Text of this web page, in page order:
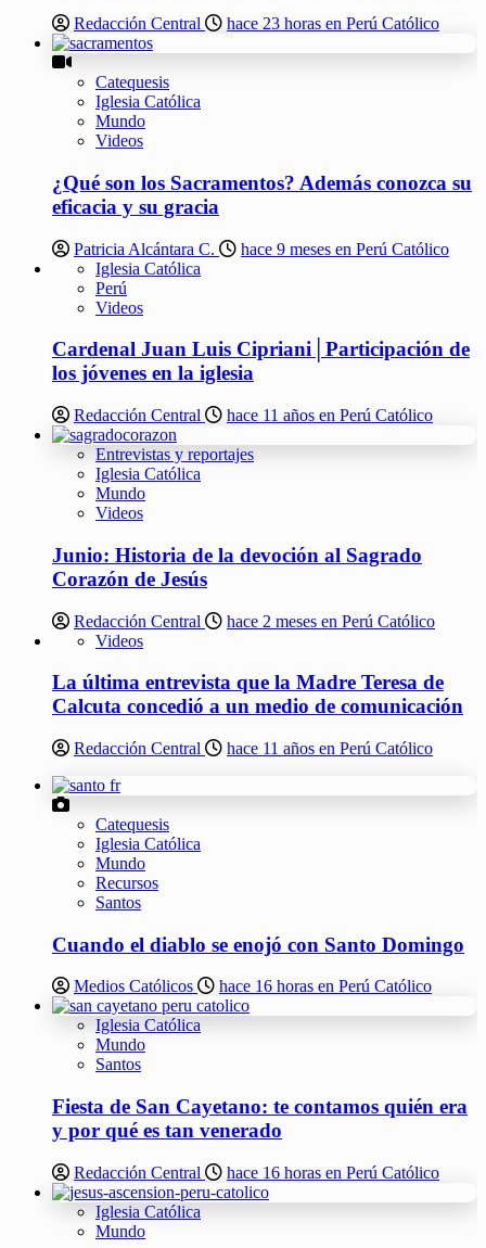
Redacción Central hace 23 horas en Perú Católico
Catequesis
Iglesia Católica
Mundo
Videos
¿Qué son los Sacramentos? Además conozca su
eficacia y su gracia
Patricia Alcántara C.
hace 9 meses en Perú Católico
Iglesia Católica
Perú
Videos
Cardenal Juan Luis Cipriani│Participación de
los jóvenes en la iglesia
Redacción Central hace 11 años en Perú Católico
Entrevistas y reportajes
Iglesia Católica
Mundo
Videos
Junio: Historia de la devoción al Sagrado
Corazón de Jesús
Redacción Central
hace 2 meses en Perú Católico
Videos
La última entrevista que la Madre Teresa de
Calcuta concedió a un medio de comunicación
Redacción Central hace 11 años en Perú Católico
Catequesis
Iglesia Católica
Mundo
Recursos
Santos
Cuando el diablo se enojó con Santo Domingo
Medios Católicos hace 16 horas en Perú Católico
Iglesia Católica
Mundo
Santos
Fiesta de San Cayetano: te contamos quién era
y por qué es tan venerado
Redacción Central hace 16 horas en Perú Católico
Iglesia Católica
Mundo